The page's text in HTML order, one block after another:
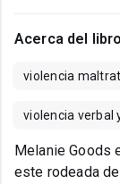
Acerca del libro
violencia
violencia verbal
Melanie Goods
este rodeada